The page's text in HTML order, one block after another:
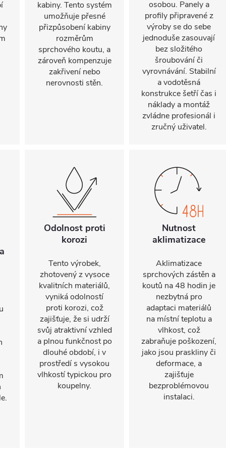
kabiny. Tento systém
umožňuje přesné
přizpůsobení kabiny
rozměrům
sprchového koutu, a
zároveň kompenzuje
zakřivení nebo
nerovnosti stěn.
osobou. Panely a
profily připravené z
výroby se do sebe
jednoduše zasouvají
bez složitého
šroubování či
vyrovnávání. Stabilní
a vodotěsná
konstrukce šetří čas i
náklady a montáž
zvládne profesionál i
zručný uživatel.
Odolnost proti
korozi
Tento výrobek,
zhotovený z vysoce
kvalitních materiálů,
vyniká odolností
proti korozi, což
zajišťuje, že si udrží
svůj atraktivní vzhled
a plnou funkčnost po
dlouhé období, i v
prostředí s vysokou
vlhkostí typickou pro
koupelny.
Nutnost
aklimatizace
Aklimatizace
sprchových zástěn a
koutů na 48 hodin je
nezbytná pro
adaptaci materiálů
na místní teplotu a
vlhkost, což
zabraňuje poškození,
jako jsou praskliny či
deformace, a
zajišťuje
bezproblémovou
instalaci.